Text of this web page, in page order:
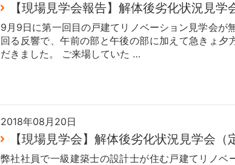
【現場見学会報告】解体後劣化状況見学
9月9日に第一回目の戸建てリノベーション見学会が
回る反響で、午前の部と午後の部に加えて急きょ夕
だきました。 ご来場していた …
2018年08月20日
【現場見学会】解体後劣化状況見学会（
弊社社員で一級建築士の設計士が住む戸建てリノベ